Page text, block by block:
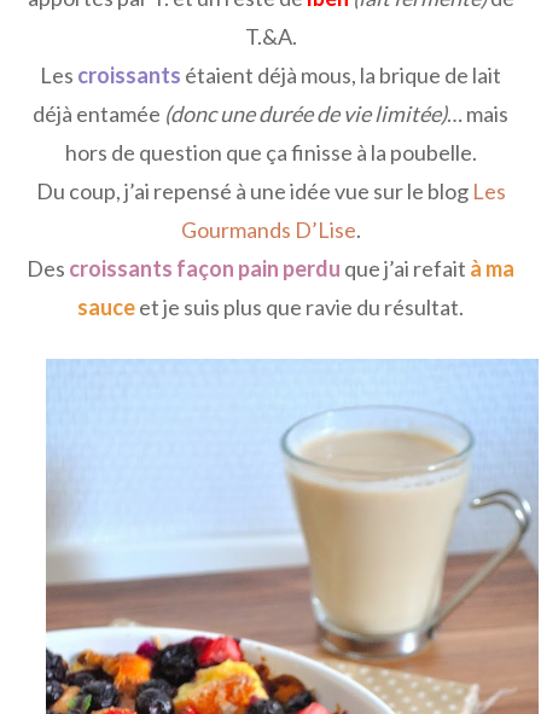
T.&A.
Les croissants étaient déjà mous, la brique de lait
déjà entamée (donc une durée de vie limitée)… mais
hors de question que ça finisse à la poubelle.
Du coup, j’ai repensé à une idée vue sur le blog Les
Gourmands D’Lise.
Des croissants façon pain perdu que j’ai refait à ma
sauceet je suis plus que ravie du résultat.